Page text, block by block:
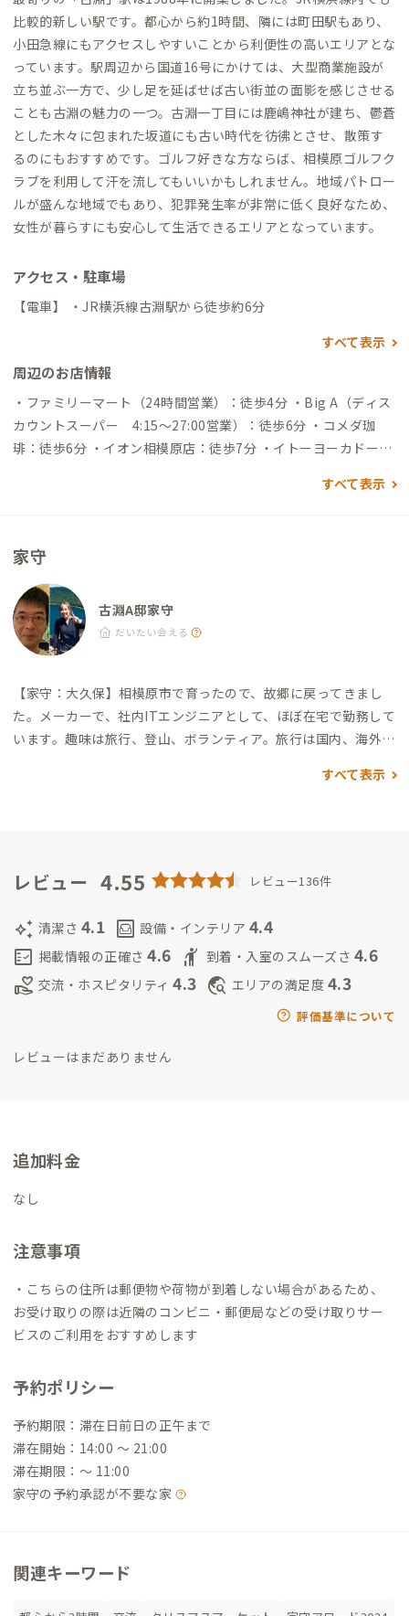
比較的新しい駅です。都心から約1時間、隣には町田駅もあり、
小田急線にもアクセスしやすいことから利便性の高いエリアとな
っています。駅周辺から国道16号にかけては、大型商業施設が
立ち並ぶ一方で、少し足を延ばせば古い街並の面影を感じさせる
ことも古淵の魅力の一つ。古淵一丁目には鹿嶋神社が建ち、鬱蒼
とした木々に包まれた坂道にも古い時代を彷彿とさせ、散策す
るのにもおすすめです。ゴルフ好きな方ならば、相模原ゴルフク
ラブを利用して汗を流してもいいかもしれません。地域パトロー
ルが盛んな地域でもあり、犯罪発生率が非常に低く良好なため、
女性が暮らすにも安心して生活できるエリアとなっています。
アクセス・駐車場
【電車】 ・JR横浜線古淵駅から徒歩約6分
すべて表示
周辺のお店情報
・ファミリーマート（24時間営業）：徒歩4分 ・Big A（ディス
カウントスーパー 4:15〜27:00営業）：徒歩6分 ・コメダ珈
琲：徒歩6分 ・イオン相模原店：徒歩7分 ・イトーヨーカドー古
・鹿嶋神社：徒歩8分 ・相模原ゴルフクラブ：徒歩30分 ・薬師
分
すべて表示
家守
古淵A邸家守
だいたい会える
【家守：大久保】 相模原市で育ったので、故郷に戻ってきまし
た。 メーカーで、社内ITエンジニアとして、ほぼ在宅で勤務して
います。 趣味は旅行、登山、ボランティア。 旅行は国内、海外と
登山は最近あまり行けていません
歩に行けたら楽しい”と考えて2021年10月よりADDress会員
貢献したいと考え、2022年8月から西八王子A邸家守になりまし
た。
その後、故郷に帰る機会を得て、この度、古淵A邸家守に異
動しました。 皆様が古淵で快適に、楽しく過ごせるよう、がん
ばります。ぜひいらっしゃってください。【サブ家守：ろびな】
神奈川県小田原育ち
きで気付いたら古淵シェアハウスのサブ管理人もしてました！
じで好奇心旺盛で新しい体験や知識を身に付ける事が大好きな
ので気が合うなって思って頂けたら気軽にお話しましょう！
守の大久保さんとも仲良しなのでよく会員さん達と皆で乾杯🍻
すべて表示
レビュー 4.55 レビュー136件
auto_awesome 清潔さ 4.1 living 設備・インテリア 4.4
fact_check 掲載情報の正確さ 4.6 hail 到着・入室のスムーズさ 4.6
volunteer_activism 交流・ホスピタリティ 4.3 travel_explore エリアの満足度 4.3
評価基準について
レビューはまだありません
追加料金
なし
注意事項
・こちらの住所は郵便物や荷物が到着しない場合があるため、
お受け取りの際は近隣のコンビニ・郵便局などの受け取りサー
ビスのご利用をおすすめします
予約ポリシー
予約期限：滞在日前日の正午まで
滞在開始：14:00 〜 21:00
滞在期限：〜 11:00
家守の予約承認が不要な家
関連キーワード